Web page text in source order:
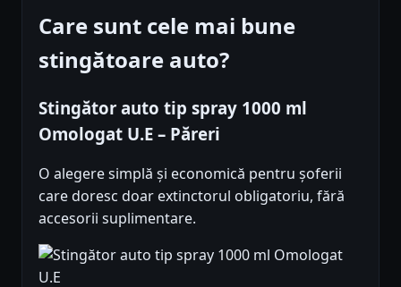
Care sunt cele mai bune
stingătoare auto?
Stingător auto tip spray 1000 ml
Omologat U.E – Păreri
O alegere simplă și economică pentru șoferii
care doresc doar extinctorul obligatoriu, fără
accesorii suplimentare.